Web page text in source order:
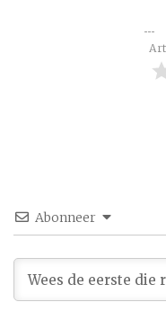
Abonneer